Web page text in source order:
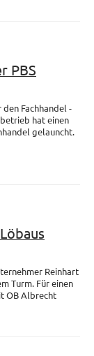
PBS
Fachhandel -
hat einen
gelauncht.
Reinhart
Turm. Für einen
OB Albrecht